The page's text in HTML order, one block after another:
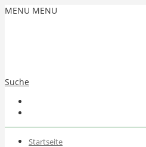
MENU MENU
Suche
Startseite